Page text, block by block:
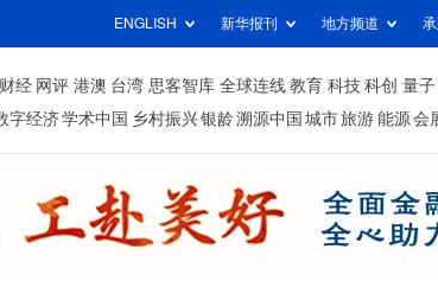
ENGLISH 新华报刊 地方频道
财经 网评 港澳 台湾 思客智库 全球连线 教育 科技 科创 量子
字经济学术中国 乡村振兴银龄溯源中国 城市旅游 能源 会